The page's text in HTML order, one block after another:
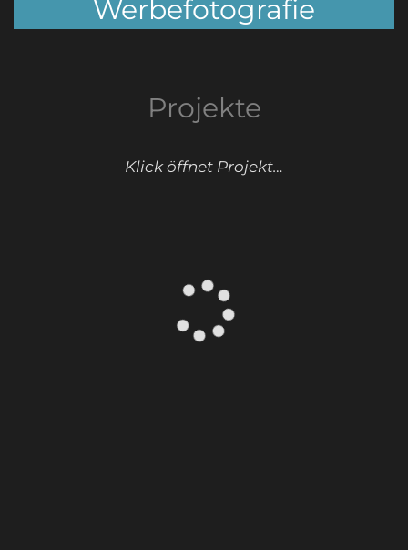
Werbefotografie
Projekte
Klick öffnet Projekt…